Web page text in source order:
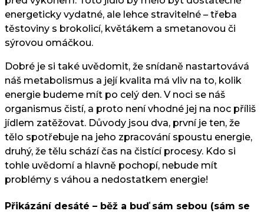
energeticky vydatné, ale lehce stravitelné – třeba
těstoviny s brokolicí, květákem a smetanovou či
sýrovou omáčkou.
Dobré je si také uvědomit, že snídaně nastartovává
náš metabolismus a její kvalita má vliv na to, kolik
energie budeme mít po celý den. V noci se náš
organismus čistí, a proto není vhodné jej na noc příliš
jídlem zatěžovat. Důvody jsou dva, první je ten, že
tělo spotřebuje na jeho zpracování spoustu energie,
druhý, že tělu schází čas na čistící procesy. Kdo si
tohle uvědomí a hlavně pochopí, nebude mít
problémy s váhou a nedostatkem energie!
Přikázání desáté – běž a buď sám sebou (sám se